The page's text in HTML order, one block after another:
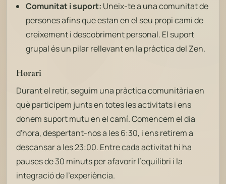
Comunitat i suport: Uneix-te a una comunitat de
persones afins que estan en el seu propi camí de
creixement i descobriment personal. El suport
grupal és un pilar rellevant en la pràctica del Zen.
Horari
Durant el retir, seguim una pràctica comunitària en
què participem junts en totes les activitats i ens
donem suport mutu en el camí. Comencem el dia
d'hora, despertant-nos a les 6:30, i ens retirem a
descansar a les 23:00. Entre cada activitat hi ha
pauses de 30 minuts per afavorir l'equilibri i la
integració de l'experiència.